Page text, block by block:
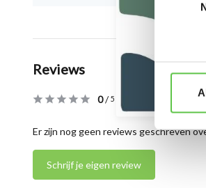
Reviews
0/5 Based on 0 reviews
Er zijn nog geen reviews geschreven
Schrijf je eigen review